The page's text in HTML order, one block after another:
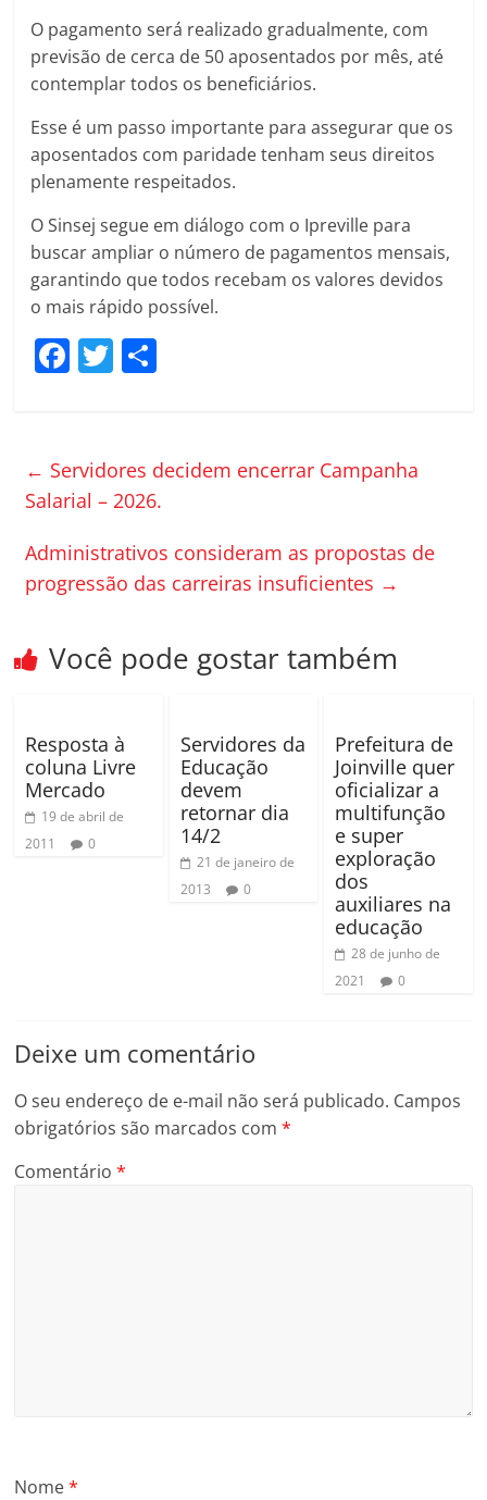
O pagamento será realizado gradualmente, com
previsão de cerca de 50 aposentados por mês, até
contemplar todos os beneficiários.
Esse é um passo importante para assegurar que os
aposentados com paridade tenham seus direitos
plenamente respeitados.
O Sinsej segue em diálogo com o Ipreville para
buscar ampliar o número de pagamentos mensais,
garantindo que todos recebam os valores devidos
o mais rápido possível.
F
e
b
o
k
T
er p
ar
h
ar
← Servidores decidem encerrar Campanha
Salarial – 2026.
Administrativos consideram as propostas de
progressão das carreiras insuficientes →
Você pode gostar também
Resposta à
coluna Livre
Mercado
19 de abril de
2011
0
Servidores da
Educação
devem
retornar dia
14/2
21 de janeiro de
2013
0
Prefeitura de
Joinville quer
oficializar a
multifunção
e super
exploração
dos
auxiliares na
educação
28 de junho de
2021
0
Deixe um comentário
O seu endereço de e-mail não será publicado. Campos
obrigatórios são marcados com*
Comentário*
Nome*